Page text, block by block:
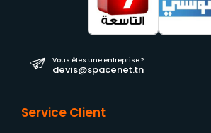
Vous êtes une entreprise ?
devis@spacenet.tn
Service Client